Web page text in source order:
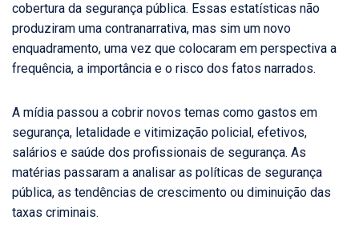
cobertura da segurança pública. Essas estatísticas não
produziram uma contranarrativa, mas sim um novo
enquadramento, uma vez que colocaram em perspectiva a
frequência, a importância e o risco dos fatos narrados.
A mídia passou a cobrir novos temas como gastos em
segurança, letalidade e vitimização policial, efetivos,
salários e saúde dos profissionais de segurança. As
matérias passaram a analisar as políticas de segurança
pública, as tendências de crescimento ou diminuição das
taxas criminais.